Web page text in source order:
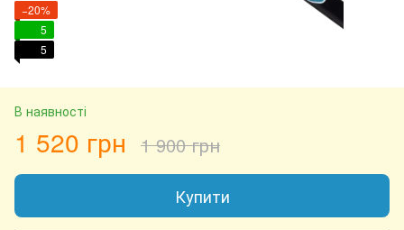
−20%
5
5
В наявності
1 520 грн 1 900 грн
Купити